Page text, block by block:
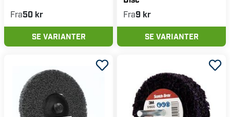
Fra50 kr
SE VARIANTER
Fra9 kr
SE VARIANTER